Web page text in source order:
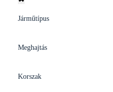
Járműtípus
Meghajtás
Korszak